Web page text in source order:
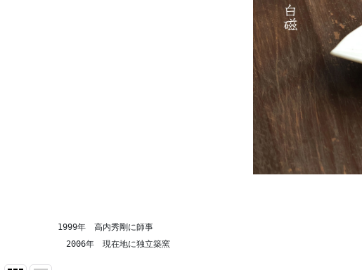
1999年　高内秀剛に師事
            2006年　現在地に独立築窯